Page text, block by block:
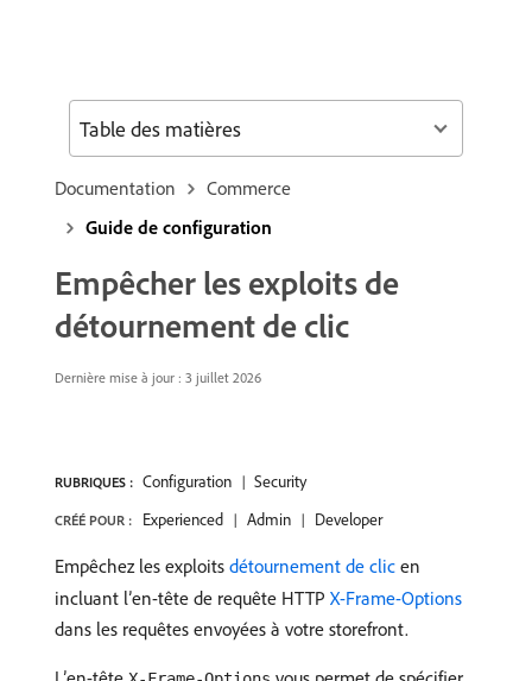
Documentation
Commerce
Guide de configuration
Empêcher les exploits de
détournement de clic
Dernière mise à jour : 3 juillet 2026
RUBRIQUES : Configuration Security
CRÉÉ POUR : Experienced Admin Developer
Empêchez les exploits détournement de clic en
incluant l’en-tête de requête HTTP X-Frame-Options
dans les requêtes envoyées à votre storefront.
Table des matières